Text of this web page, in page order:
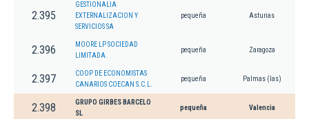
2.395
GESTIONALIA
EXTERNALIZACION Y
SERVICIOS SA
pequeña Asturias
2.396
MOORE LP SOCIEDAD
LIMITADA.
pequeña Zaragoza
2.397
COOP DE ECONOMISTAS
CANARIOS COECAN S.C.L.
pequeña Palmas (las)
2.398
GRUPO GIRBES BARCELO
SL
pequeña Valencia